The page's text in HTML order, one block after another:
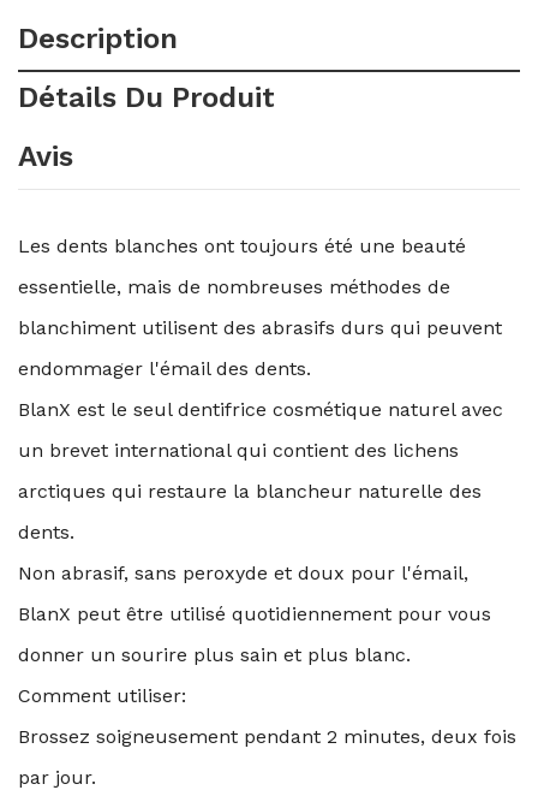
Description
Détails Du Produit
Avis
Les dents blanches ont toujours été une beauté
essentielle, mais de nombreuses méthodes de
blanchiment utilisent des abrasifs durs qui peuvent
endommager l'émail des dents.
BlanX est le seul dentifrice cosmétique naturel avec
un brevet international qui contient des lichens
arctiques qui restaure la blancheur naturelle des
dents.
Non abrasif, sans peroxyde et doux pour l'émail,
BlanX peut être utilisé quotidiennement pour vous
donner un sourire plus sain et plus blanc.
Comment utiliser:
Brossez soigneusement pendant 2 minutes, deux fois
par jour.